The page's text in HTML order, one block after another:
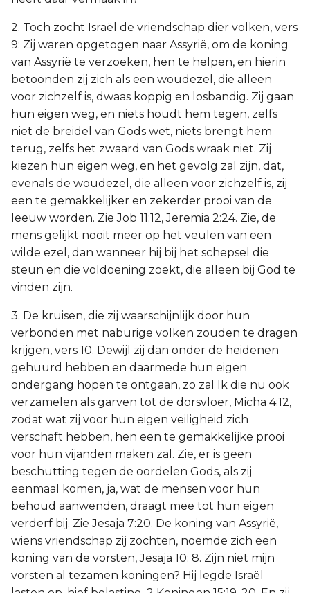
2. Toch zocht Israël de vriendschap dier volken, vers
9: Zij waren opgetogen naar Assyrië, om de koning
van Assyrië te verzoeken, hen te helpen, en hierin
betoonden zij zich als een woudezel, die alleen
voor zichzelf is, dwaas koppig en losbandig. Zij gaan
hun eigen weg, en niets houdt hem tegen, zelfs
niet de breidel van Gods wet, niets brengt hem
terug, zelfs het zwaard van Gods wraak niet. Zij
kiezen hun eigen weg, en het gevolg zal zijn, dat,
evenals de woudezel, die alleen voor zichzelf is, zij
een te gemakkelijker en zekerder prooi van de
leeuw worden. Zie Job 11:12, Jeremia 2:24. Zie, de
mens gelijkt nooit meer op het veulen van een
wilde ezel, dan wanneer hij bij het schepsel die
steun en die voldoening zoekt, die alleen bij God te
vinden zijn.
3. De kruisen, die zij waarschijnlijk door hun
verbonden met naburige volken zouden te dragen
krijgen, vers 10. Dewijl zij dan onder de heidenen
gehuurd hebben en daarmede hun eigen
ondergang hopen te ontgaan, zo zal Ik die nu ook
verzamelen als garven tot de dorsvloer, Micha 4:12,
zodat wat zij voor hun eigen veiligheid zich
verschaft hebben, hen een te gemakkelijke prooi
voor hun vijanden maken zal. Zie, er is geen
beschutting tegen de oordelen Gods, als zij
eenmaal komen, ja, wat de mensen voor hun
behoud aanwenden, draagt mee tot hun eigen
verderf bij. Zie Jesaja 7:20. De koning van Assyrië,
wiens vriendschap zij zochten, noemde zich een
koning van de vorsten, Jesaja 10: 8. Zijn niet mijn
vorsten al tezamen koningen? Hij legde Israël